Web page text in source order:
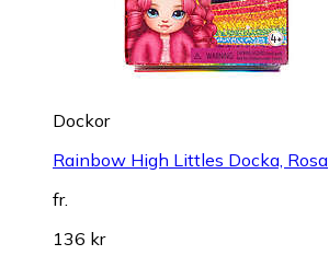
Dockor
Rainbow High Littles Docka, Rosa
fr.
136 kr